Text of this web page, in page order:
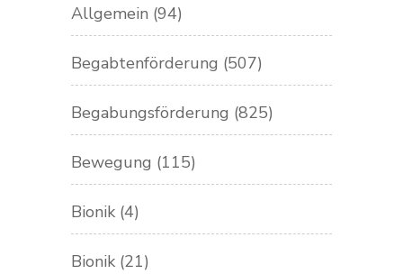
Allgemein (94)
Begabtenförderung (507)
Begabungsförderung (825)
Bewegung (115)
Bionik (4)
Bionik (21)